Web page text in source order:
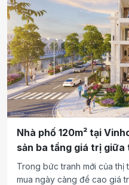
Nhà phố 120m² tại
sản ba tầng giá trị giữa
Trong bức tranh mới của thị
mua ngày càng đề cao giá